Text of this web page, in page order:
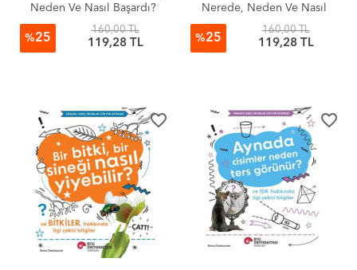
Neden Ve Nasıl Başardı?
%25
160,00 TL
119,28 TL
Nerede, Neden Ve Nasıl
Başardı?
%25
160,00 TL
119,28 TL
favorite_border favorite_border